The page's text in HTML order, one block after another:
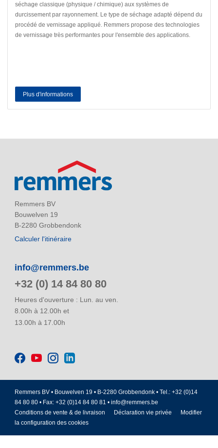
séchage classique (physique / chimique) aux systèmes de
durcissement par rayonnement. Le type de séchage adapté dépend du
procédé de vernissage appliqué. Remmers propose des technologies
de vernissage très performantes pour l'ensemble des applications.
Plus d'informations
Remmers BV
Bouwelven 19
B-2280 Grobbendonk
Calculer l'itinéraire
info@remmers.be
+32 (0) 14 84 80 80
Heures d'ouverture : Lun. au ven.
8.00h à 12.00h et
13.00h à 17.00h
Remmers BV • Bouwelven 19 • B-2280 Grobbendonk • Tel.: +32 (0)14
84 80 80 • Fax: +32 (0)14 84 80 81 • info@remmers.be
Conditions de vente & de livraison
Déclaration vie privée
Modifier
la configuration des cookies